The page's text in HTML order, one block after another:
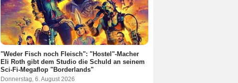
"Weder Fisch noch Fleisch": "Hostel"-Macher
Eli Roth gibt dem Studio die Schuld an seinem
Sci-Fi-Megaflop "Borderlands"
Donnerstag, 6. August 2026